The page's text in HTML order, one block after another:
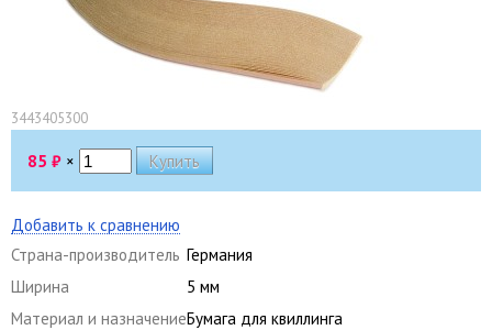
3443405300
85 ₽ ×
Добавить к сравнению
Страна-производитель Германия
Ширина
5 мм
Материал и назначениеБумага для квиллинга